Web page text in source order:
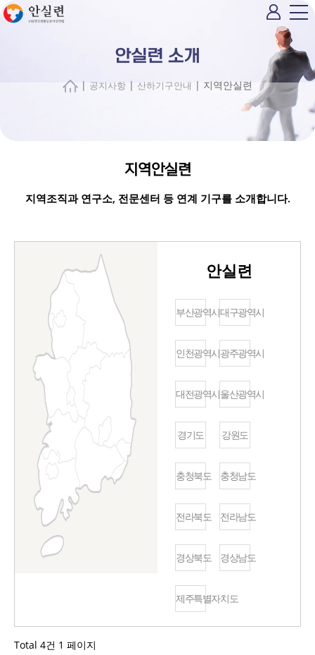
안실련 소개
| 공지사항 | 산하기구안내 | 지역안실련
지역안실련
지역조직과 연구소, 전문센터 등 연계 기구를 소개합니다.
안실련
부산광역시대구광역시
인천광역시광주광역시
대전광역시울산광역시
경기도 강원도
충청북도 충청남도
전라북도 전라남도
경상북도 경상남도
제주특별자치도
Total 4건 1 페이지